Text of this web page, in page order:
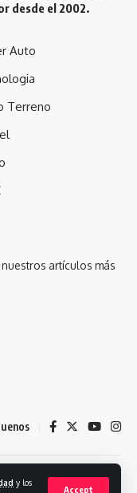
y los
Accept
desde el 2002.
Auto
Terreno
artículos más